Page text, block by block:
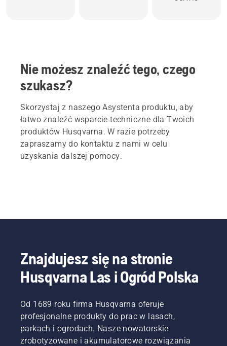
Nie możesz znaleźć tego, czego
szukasz?
Skorzystaj z naszego Asystenta produktu, aby
łatwo znaleźć wsparcie techniczne dla Twoich
produktów Husqvarna. W razie potrzeby
zapraszamy do kontaktu z nami w celu
uzyskania dalszej pomocy.
Znajdujesz się na stronie
Husqvarna Las i Ogród Polska
Od 1689 roku firma Husqvarna oferuje
profesjonalne produkty do prac w lasach,
parkach i ogrodach. Nasze nowatorskie
zrobotyzowane i akumulatorowe rozwiązania